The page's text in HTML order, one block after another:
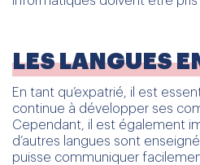
LES LANGUES
En tant qu’expatrié, il est
continue à développer ses
Cependant, il est également
d’autres langues sont
puisse communiquer